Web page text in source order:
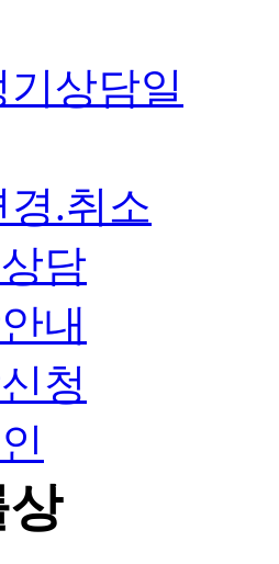
상담일
.취소
담
내
청